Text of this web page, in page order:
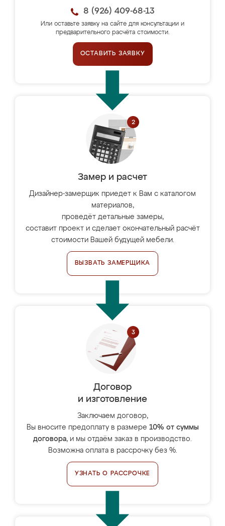
8 (926) 409-68-13
Или оставьте заявку на сайте для консультации и
предварительного расчёта стоимости.
ОСТАВИТЬ ЗАЯВКУ
Замер и расчет
Дизайнер-замерщик приедет к Вам с каталогом
материалов,
проведёт детальные замеры,
составит проект и сделает окончательный расчёт
стоимости Вашей будущей мебели.
ВЫЗВАТЬ ЗАМЕРЩИКА
Договор
и изготовление
Заключаем договор,
Вы вносите предоплату в размере 10% от суммы
договора, и мы отдаём заказ в производство.
Возможна оплата в рассрочку без %.
УЗНАТЬ О РАССРОЧКЕ